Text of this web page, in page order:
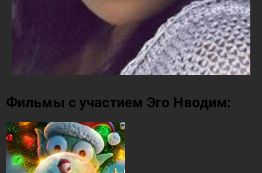
Фильмы с участием Эго Нводим: